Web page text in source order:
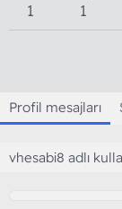
1 1
Profil mesajları
vhesabi8 adlı